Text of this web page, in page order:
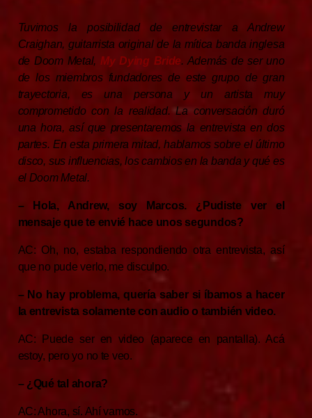
Tuvimos la posibilidad de entrevistar a Andrew
Craighan, guitarrista original de la mítica banda inglesa
de Doom Metal, My Dying Bride. Además de ser uno
de los miembros fundadores de este grupo de gran
trayectoria, es una persona y un artista muy
comprometido con la realidad. La conversación duró
una hora, así que presentaremos la entrevista en dos
partes. En esta primera mitad, hablamos sobre el último
disco, sus influencias, los cambios en la banda y qué es
el Doom Metal.
– Hola, Andrew, soy Marcos. ¿Pudiste ver el
mensaje que te envié hace unos segundos?
AC: Oh, no, estaba respondiendo otra entrevista, así
que no pude verlo, me disculpo.
– No hay problema, quería saber si íbamos a hacer
la entrevista solamente con audio o también video.
AC: Puede ser en video (aparece en pantalla). Acá
estoy, pero yo no te veo.
– ¿Qué tal ahora?
AC: Ahora, sí. Ahí vamos.